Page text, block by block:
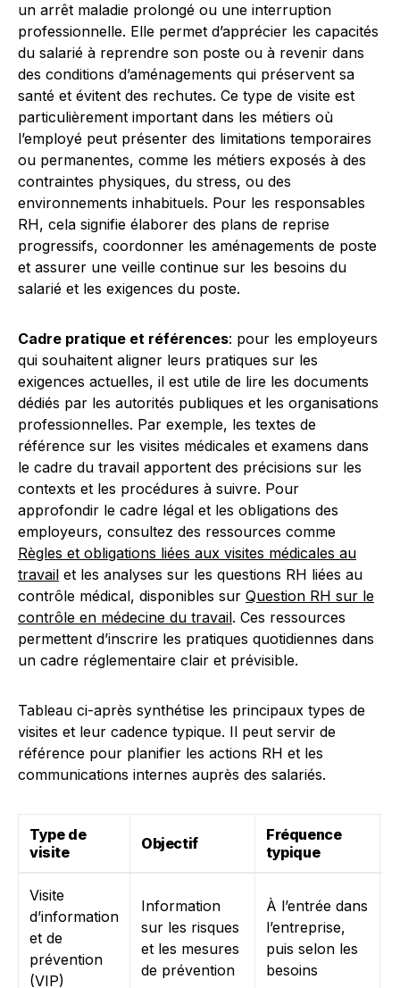
un arrêt maladie prolongé ou une interruption
professionnelle. Elle permet d’apprécier les capacités
du salarié à reprendre son poste ou à revenir dans
des conditions d’aménagements qui préservent sa
santé et évitent des rechutes. Ce type de visite est
particulièrement important dans les métiers où
l’employé peut présenter des limitations temporaires
ou permanentes, comme les métiers exposés à des
contraintes physiques, du stress, ou des
environnements inhabituels. Pour les responsables
RH, cela signifie élaborer des plans de reprise
progressifs, coordonner les aménagements de poste
et assurer une veille continue sur les besoins du
salarié et les exigences du poste.
Cadre pratique et références: pour les employeurs
qui souhaitent aligner leurs pratiques sur les
exigences actuelles, il est utile de lire les documents
dédiés par les autorités publiques et les organisations
professionnelles. Par exemple, les textes de
référence sur les visites médicales et examens dans
le cadre du travail apportent des précisions sur les
contexts et les procédures à suivre. Pour
approfondir le cadre légal et les obligations des
employeurs, consultez des ressources comme
Règles et obligations liées aux visites médicales au
travail et les analyses sur les questions RH liées au
contrôle médical, disponibles sur Question RH sur le
contrôle en médecine du travail. Ces ressources
permettent d’inscrire les pratiques quotidiennes dans
un cadre réglementaire clair et prévisible.
Tableau ci-après synthétise les principaux types de
visites et leur cadence typique. Il peut servir de
référence pour planifier les actions RH et les
communications internes auprès des salariés.
Type de
visite
Objectif
Fréquence
typique
Visite
d’information
et de
prévention
(VIP)
Information
sur les risques
et les mesures
de prévention
À l’entrée dans
l’entreprise,
puis selon les
besoins